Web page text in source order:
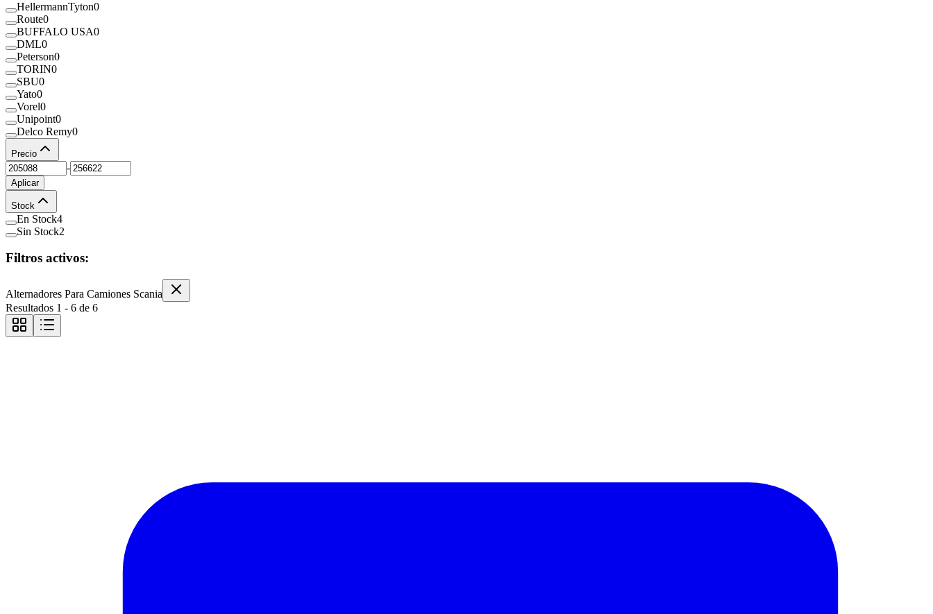
HellermannTyton0
Route0
BUFFALO USA0
DML0
Peterson0
TORIN0
SBU0
Yato0
Vorel0
Unipoint0
Delco Remy0
Precio
-
Aplicar
Stock
En Stock4
Sin Stock2
Filtros activos:
Alternadores Para Camiones Scania
Resultados 1 - 6 de 6